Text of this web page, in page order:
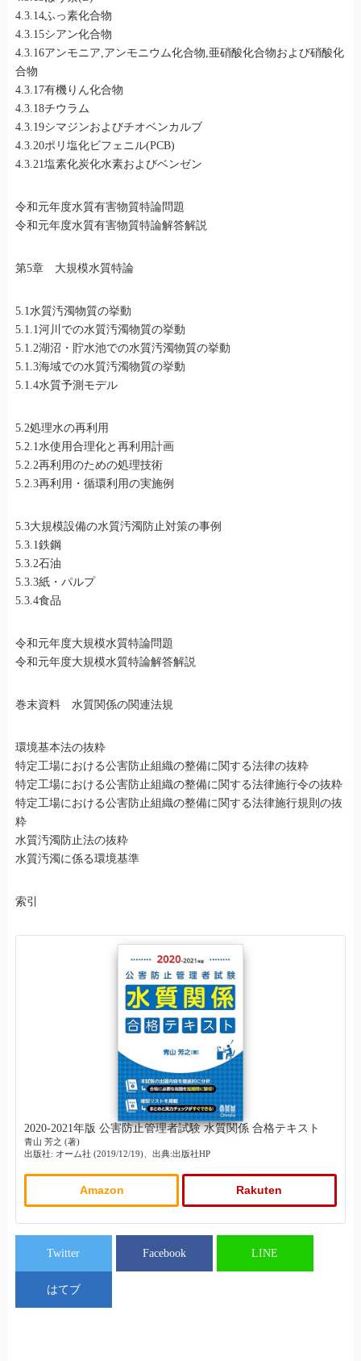
4.3.14ふっ素化合物
4.3.15シアン化合物
4.3.16アンモニア,アンモニウム化合物,亜硝酸化合物および硝酸化
合物
4.3.17有機りん化合物
4.3.18チウラム
4.3.19シマジンおよびチオベンカルブ
4.3.20ポリ塩化ビフェニル(PCB)
4.3.21塩素化炭化水素およびベンゼン
令和元年度水質有害物質特論問題
令和元年度水質有害物質特論解答解説
第5章 大規模水質特論
5.1水質汚濁物質の挙動
5.1.1河川での水質汚濁物質の挙動
5.1.2湖沼・貯水池での水質汚濁物質の挙動
5.1.3海域での水質汚濁物質の挙動
5.1.4水質予測モデル
5.2処理水の再利用
5.2.1水使用合理化と再利用計画
5.2.2再利用のための処理技術
5.2.3再利用・循環利用の実施例
5.3大規模設備の水質汚濁防止対策の事例
5.3.1鉄鋼
5.3.2石油
5.3.3紙・パルプ
5.3.4食品
令和元年度大規模水質特論問題
令和元年度大規模水質特論解答解説
巻末資料 水質関係の関連法規
環境基本法の抜粋
特定工場における公害防止組織の整備に関する法律の抜粋
特定工場における公害防止組織の整備に関する法律施行令の抜粋
特定工場における公害防止組織の整備に関する法律施行規則の抜
粋
水質汚濁防止法の抜粋
水質汚濁に係る環境基準
索引
2020-2021年版 公害防止管理者試験 水質関係 合格テキスト
青山 芳之 (著)
出版社: オーム社 (2019/12/19)、出典:出版社HP
Amazon Rakuten
Twitter Facebook LINE
はてブ